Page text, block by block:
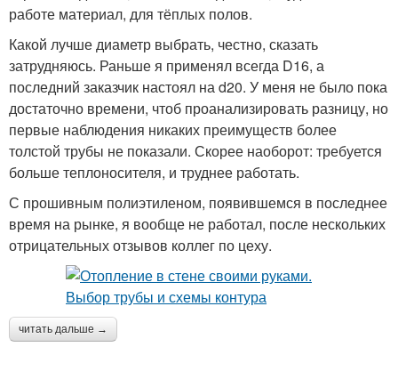
работе материал, для тёплых полов.
Какой лучше диаметр выбрать, честно, сказать
затрудняюсь. Раньше я применял всегда D16, а
последний заказчик настоял на d20. У меня не было пока
достаточно времени, чтоб проанализировать разницу, но
первые наблюдения никаких преимуществ более
толстой трубы не показали. Скорее наоборот: требуется
больше теплоносителя, и труднее работать.
С прошивным полиэтиленом, появившемся в последнее
время на рынке, я вообще не работал, после нескольких
отрицательных отзывов коллег по цеху.
читать дальше →